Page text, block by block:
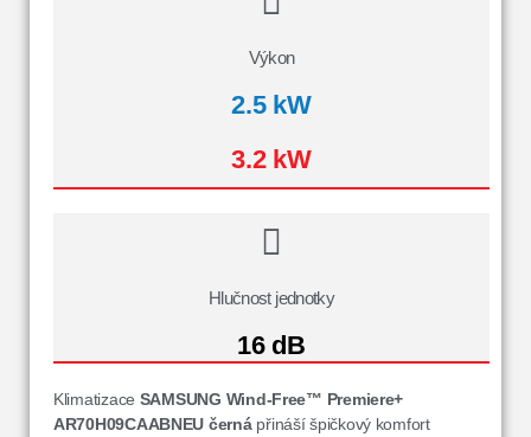
Výkon
2.5 kW
3.2 kW
Hlučnost jednotky
16 dB
Klimatizace SAMSUNG Wind-Free™ Premiere+
AR70H09CAABNEU černápřináší špičkový komfort